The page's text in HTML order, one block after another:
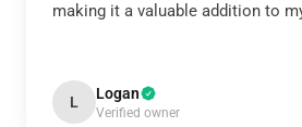
making it a valuable addition to
L Logan
Verified owner